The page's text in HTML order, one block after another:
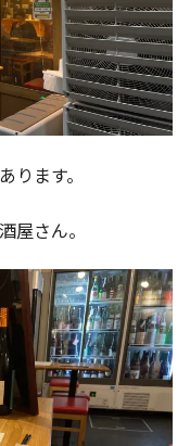
ります。
屋さん。